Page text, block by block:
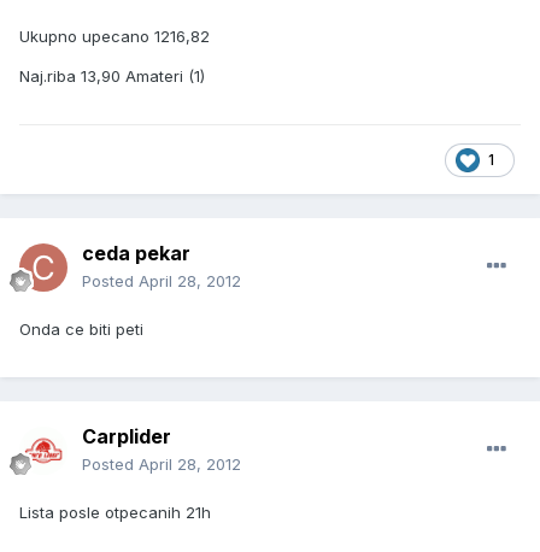
Ukupno upecano 1216,82
Naj.riba 13,90 Amateri (1)
1
ceda pekar
Posted April 28, 2012
Onda ce biti peti
Carplider
Posted April 28, 2012
Lista posle otpecanih 21h